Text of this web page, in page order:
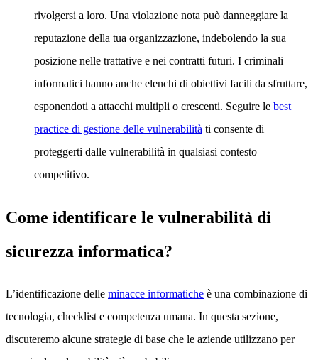
rivolgersi a loro. Una violazione nota può danneggiare la
reputazione della tua organizzazione, indebolendo la sua
posizione nelle trattative e nei contratti futuri. I criminali
informatici hanno anche elenchi di obiettivi facili da sfruttare,
esponendoti a attacchi multipli o crescenti. Seguire le best
practice di gestione delle vulnerabilità ti consente di
proteggerti dalle vulnerabilità in qualsiasi contesto
competitivo.
Come identificare le vulnerabilità di
sicurezza informatica?
L’identificazione delle minacce informatiche è una combinazione di
tecnologia, checklist e competenza umana. In questa sezione,
discuteremo alcune strategie di base che le aziende utilizzano per